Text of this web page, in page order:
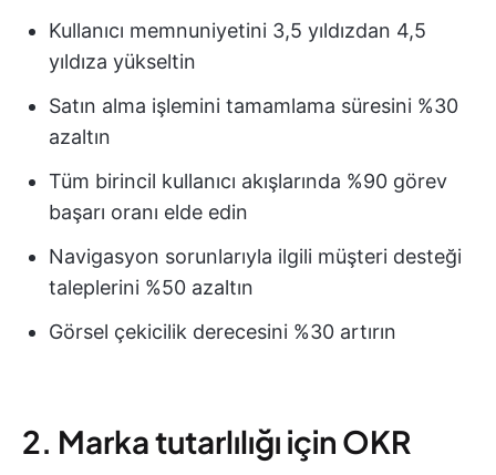
Kullanıcı memnuniyetini 3,5 yıldızdan 4,5
yıldıza yükseltin
Satın alma işlemini tamamlama süresini %30
azaltın
Tüm birincil kullanıcı akışlarında %90 görev
başarı oranı elde edin
Navigasyon sorunlarıyla ilgili müşteri desteği
taleplerini %50 azaltın
Görsel çekicilik derecesini %30 artırın
2. Marka tutarlılığı için OKR